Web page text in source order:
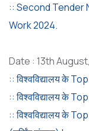
:: Second Tender
Work 2024.
Date : 13th
:: विश्वविद्यालय के
:: विश्वविद्यालय के
:: विश्वविद्यालय के